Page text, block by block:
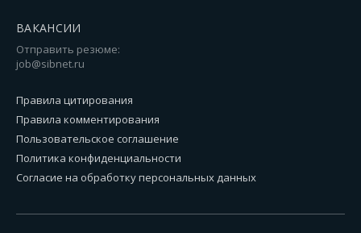
ВАКАНСИИ
Отправить резюме:
job@sibnet.ru
Правила цитирования
Правила комментирования
Пользовательское соглашение
Политика конфиденциальности
Согласие на обработку персональных данных